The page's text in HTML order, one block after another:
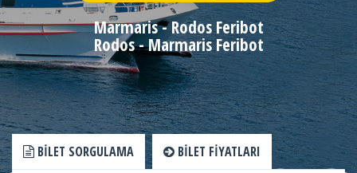
Marmaris - Rodos Feribot
Rodos - Marmaris Feribot
BILET SORGULAMA BILET FIYATLARI